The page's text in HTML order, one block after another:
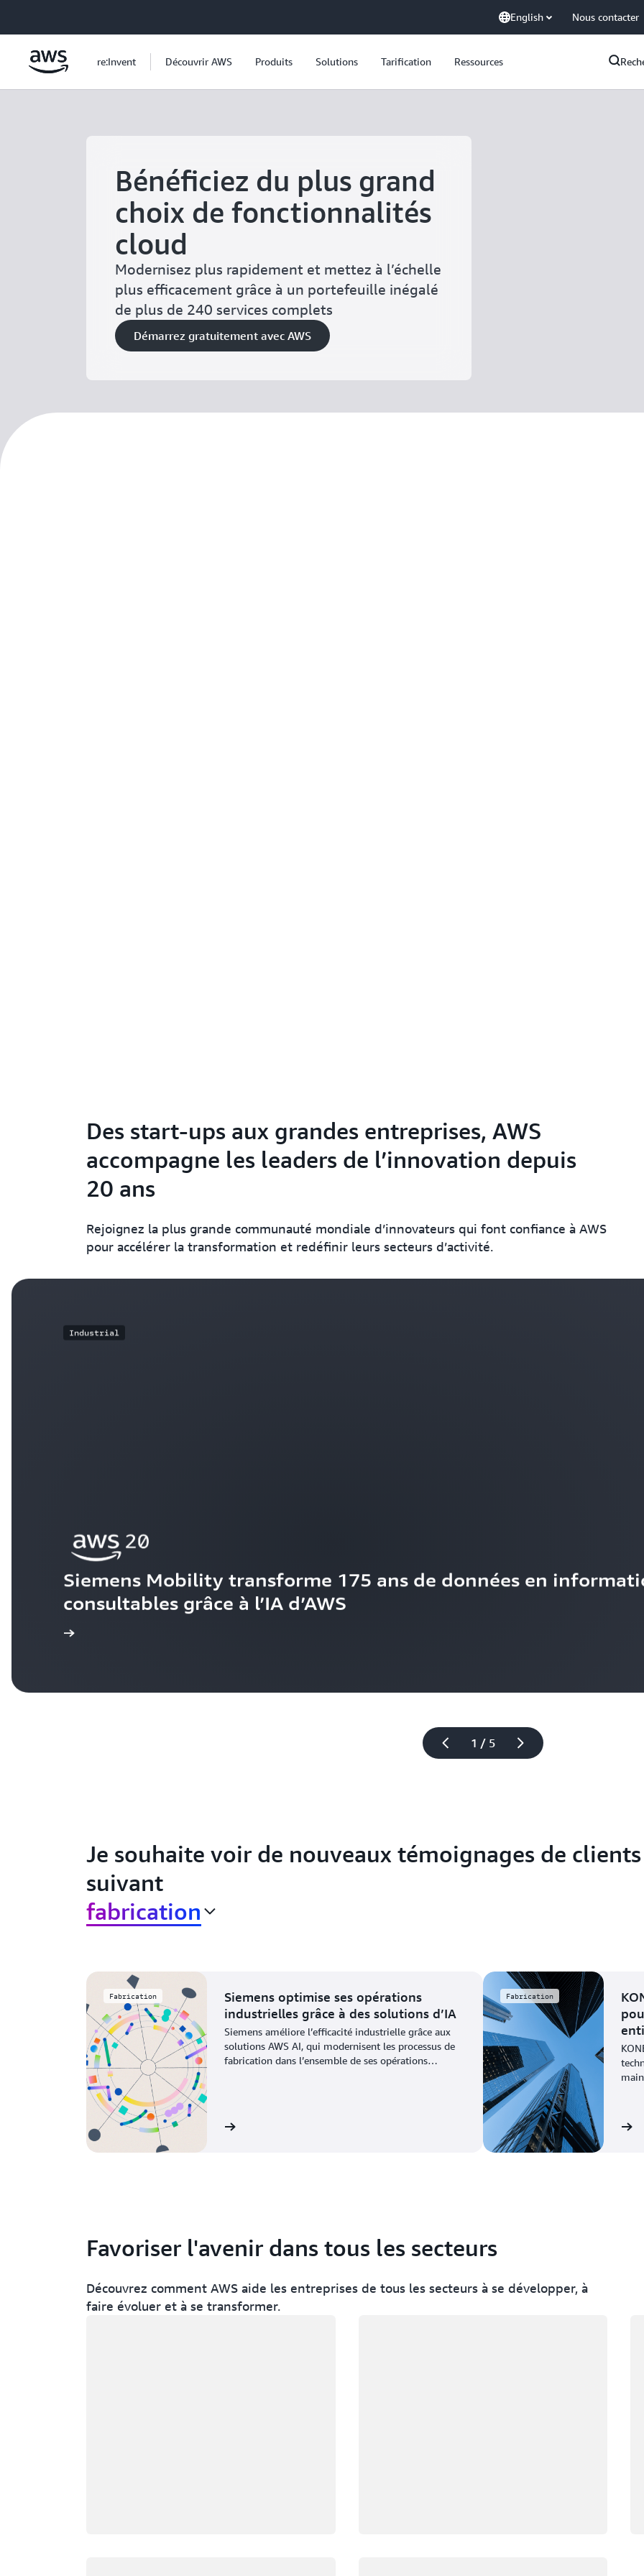
English Nous contacter
re:Invent Découvrir AWS Produits Solutions Tarification Ressources
Bénéficiez du plus grand
choix de fonctionnalités
cloud
Modernisez plus rapidement et mettez à l’échelle
plus efficacement grâce à un portefeuille inégalé
de plus de 240 services complets
Démarrez gratuitement avec AWS
Des start-ups aux grandes entreprises, AWS
accompagne les leaders de l’innovation depuis
20 ans
Rejoignez la plus grande communauté mondiale d’innovateurs qui font confiance à AWS
pour accélérer la transformation et redéfinir leurs secteurs d’activité.
1 / 5
Industrial
Siemens Mobility transforme 175 ans de données en
consultables grâce à l’IA d’AWS
Je souhaite voir de nouveaux témoignages de
suivant
fabrication
Fabrication
Siemens optimise ses opérations
industrielles grâce à des solutions d’IA
Siemens améliore l’efficacité industrielle grâce aux
solutions AWS AI, qui modernisent les processus de
fabrication dans l’ensemble de ses opérations
Voir le témoignage
Fabrication
Voir le témoignage
Favoriser l'avenir dans tous les secteurs
Découvrez comment AWS aide les entreprises de tous les secteurs à se développer, à
faire évoluer et à se transformer.